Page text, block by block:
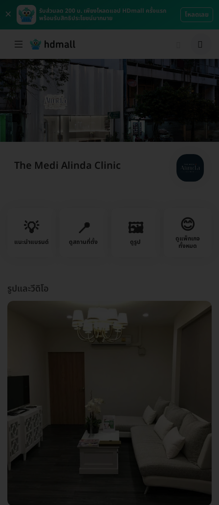
×
รับส่วนลด 200 บ. เพียงโหลดแอป HDmall ครั้งแรก
พร้อมรับสิทธิประโยชน์มากมาย
โหลดเลย
The Medi Alinda Clinic
💡
แนะนำแบรนด์
📍
ดูสถานที่ตั้ง
🖼️
ดูรูป
😊
ดูแพ็กเกจ
ทั้งหมด
รูปและวีดิโอ